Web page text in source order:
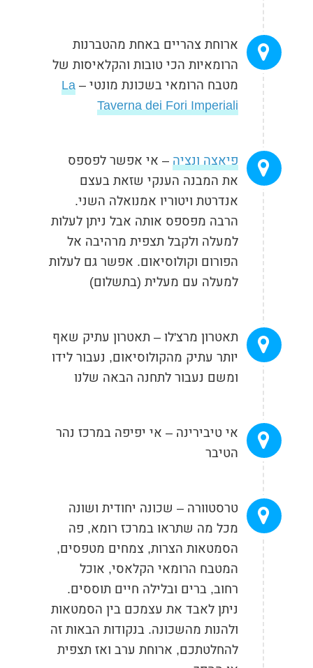
ארוחת צהריים באחת מהטברנות
הרומאיות הכי טובות והקלאיסות של
מטבח הרומאי בשכונת מונטי –La
Taverna dei Fori Imperiali
פיאצה ונציה– אי אפשר לפספס
את המבנה הענקי שזאת בעצם
אנדרטת ויטוריו אמנואלה השני.
הרבה מפספס אותה אבל ניתן לעלות
למעלה ולקבל תצפית מרהיבה אל
הפורום וקולוסיאום. אפשר גם לעלות
למעלה עם מעלית (בתשלום)
תאטרון מרצ'לו – תאטרון עתיק שאף
יותר עתיק מהקולוסיאום, נעבור לידו
ומשם נעבור לתחנה הבאה שלנו
אי טיבירינה – אי יפיפה במרכז נהר
הטיבר
טרסטוורה – שכונה יחודית ושונה
מכל מה שתראו במרכז רומא, פה
הסמטאות הצרות, צמחים מטפסים,
המטבח הרומאי הקלאסי, אוכל
רחוב, ברים ובלילה חיים תוססים.
ניתן לאבד את עצמכם בין הסמטאות
ולהנות מהשכונה. בנקודות הבאות זה
להחלטתכם, ארוחת ערב ואז תצפית